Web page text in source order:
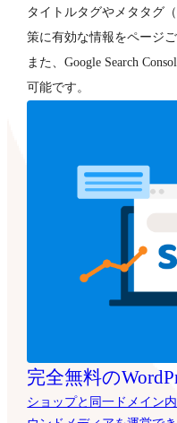
タイトルタグやメタタグ
策に有効な情報をページ
また、Google Search
可能です。
完全無料の
ショップと同一ドメイン